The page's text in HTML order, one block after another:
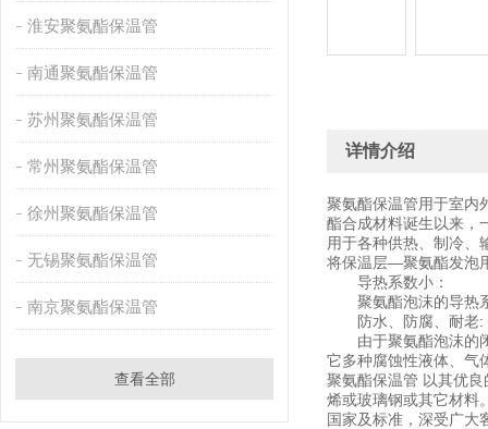
淮安聚氨酯保温管
南通聚氨酯保温管
苏州聚氨酯保温管
常州聚氨酯保温管
徐州聚氨酯保温管
无锡聚氨酯保温管
南京聚氨酯保温管
查看全部
详情介绍
聚氨酯保温管用于室内
酯合成材料诞生以来，
用于各种供热、制冷、
将保温层—聚氨酯发泡
导热系数小：
聚氨酯泡沫的导热
防水、防腐、耐老:
由于聚氨酯泡沫的闭
它多种腐蚀性液体、气
聚氨酯保温管 以其优
烯或玻璃钢或其它材料
国家及标准，深受广大